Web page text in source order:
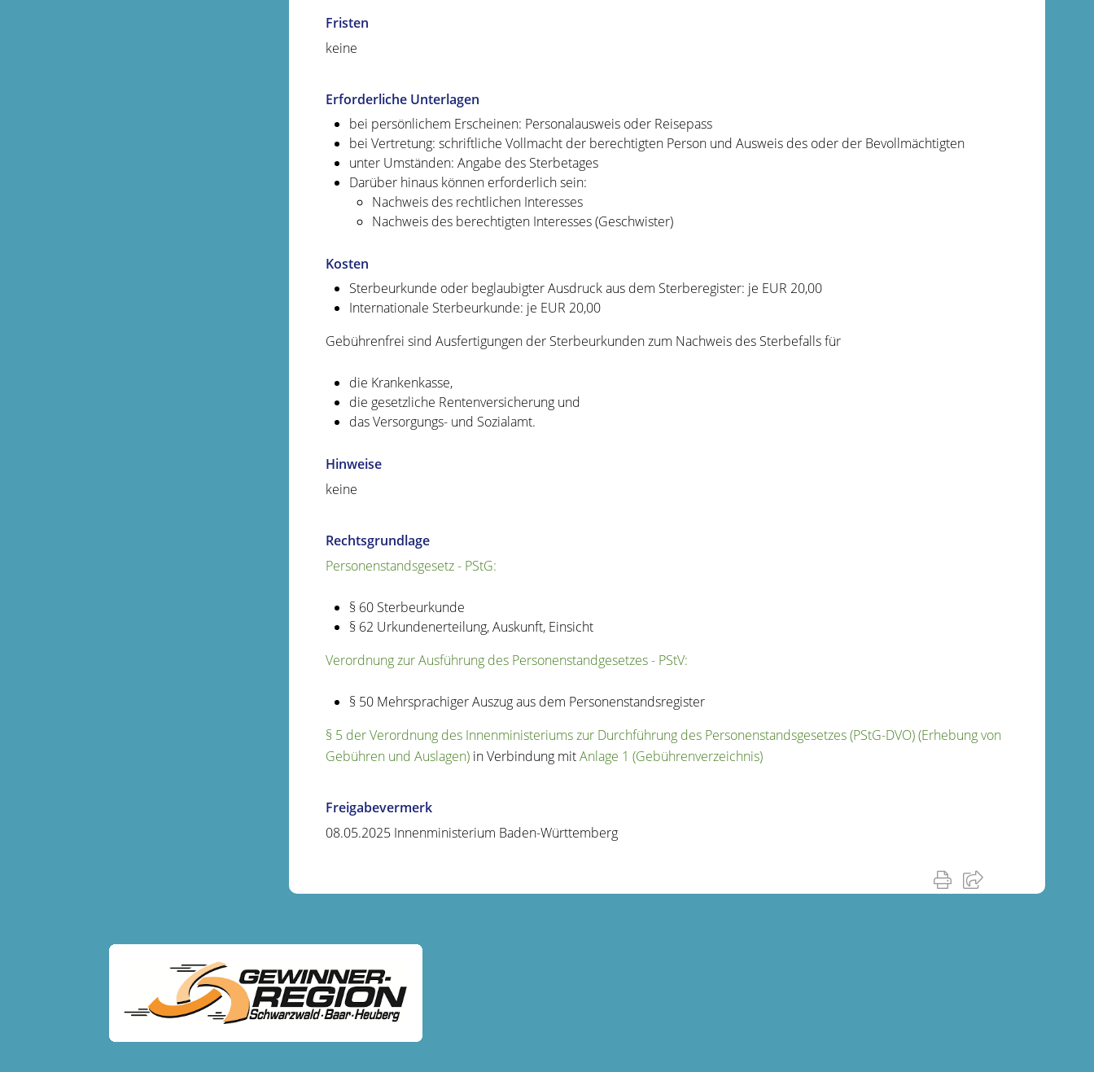
Fristen
keine
Erforderliche Unterlagen
bei persönlichem Erscheinen: Personalausweis oder Reisepass
bei Vertretung: schriftliche Vollmacht der berechtigten Person und Ausweis des oder der Bevollmächtigten
unter Umständen: Angabe des Sterbetages
Darüber hinaus können erforderlich sein:
Nachweis des rechtlichen Interesses
Nachweis des berechtigten Interesses (Geschwister)
Kosten
Sterbeurkunde oder beglaubigter Ausdruck aus dem Sterberegister: je EUR 20,00
Internationale Sterbeurkunde: je EUR 20,00
Gebührenfrei sind Ausfertigungen der Sterbeurkunden zum Nachweis des Sterbefalls für
die Krankenkasse,
die gesetzliche Rentenversicherung und
das Versorgungs- und Sozialamt.
Hinweise
keine
Rechtsgrundlage
Personenstandsgesetz - PStG:
§ 60 Sterbeurkunde
§ 62 Urkundenerteilung, Auskunft, Einsicht
Verordnung zur Ausführung des Personenstandgesetzes - PStV:
§ 50 Mehrsprachiger Auszug aus dem Personenstandsregister
§ 5 der Verordnung des Innenministeriums zur Durchführung des Personenstandsgesetzes (PStG-DVO) (Erhebung von
Gebühren und Auslagen)in Verbindung mitAnlage 1 (Gebührenverzeichnis)
Freigabevermerk
08.05.2025 Innenministerium Baden-Württemberg